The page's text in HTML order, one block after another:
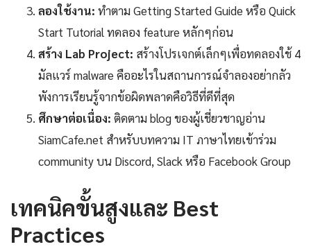
ลองใช้งาน: ทำตาม Getting Started Guide หรือ Quick
Start Tutorial ทดลอง feature หลักๆก่อน
สร้าง Lab Project: สร้างโปรเจกต์เล็กๆเพื่อทดลองใช้ 4
มัลแวร์ malware คืออะไรในสถานการณ์จำลองอย่ากลัว
พังการเรียนรู้จากข้อผิดพลาดคือวิธีที่ดีที่สุด
ศึกษาต่อเนื่อง: ติดตาม blog ของผู้เชี่ยวชาญอ่าน
SiamCafe.net สำหรับบทความ IT ภาษาไทยเข้าร่วม
community บน Discord, Slack หรือ Facebook Group
เทคนิคขั้นสูงและ Best
Practices